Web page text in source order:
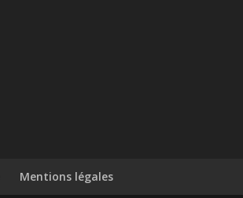
Mentions légales